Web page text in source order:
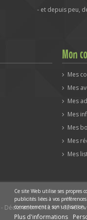
- et depuis peu,
Mon
Mes
Mes
Mes
Mes
Mes
Mes
Mes
Ce site Web utilise ses propres
publicités liées à vos
consentement à son
Plus d'informations
- Déclaration CNIL